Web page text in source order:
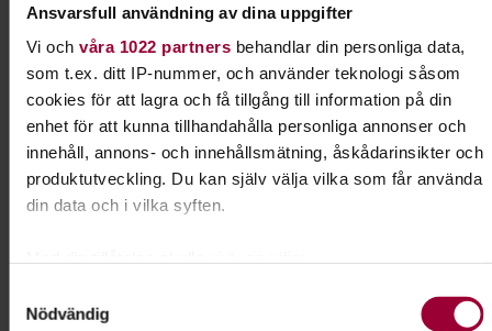
Ansvarsfull användning av dina uppgifter
Vi och våra 1022 partnersbehandlar din personliga data,
som t.ex. ditt IP-nummer, och använder teknologi såsom
cookies för att lagra och få tillgång till information på din
enhet för att kunna tillhandahålla personliga annonser och
innehåll, annons- och innehållsmätning, åskådarinsikter och
produktutveckling. Du kan själv välja vilka som får använda
din data och i vilka syften.
kan ha en noggrannhet på upp till flera meter
Nödvändig
Tamara Rogozina
Kontakt
Veronica Araya
Projektledare och
Folkbildningsutvecklare